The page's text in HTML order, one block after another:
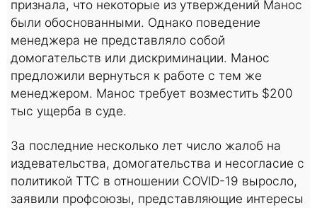
признала, что некоторые из утверждений Манос
были обоснованными. Однако поведение
менеджера не представляло собой
домогательств или дискриминации. Манос
предложили вернуться к работе с тем же
менеджером. Манос требует возместить $200
тыс ущерба в суде.
За последние несколько лет число жалоб на
издевательства, домогательства и несогласие с
политикой TTC в отношении COVID-19 выросло,
заявили профсоюзы, представляющие интересы